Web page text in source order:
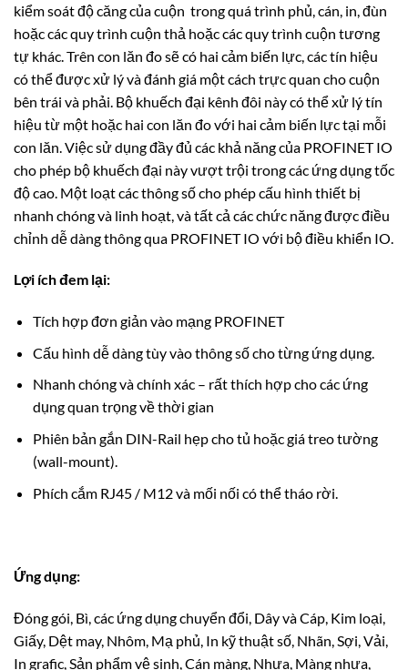
kiểm soát độ căng của cuộn trong quá trình phủ, cán, in, đùn
hoặc các quy trình cuộn thả hoặc các quy trình cuộn tương
tự khác. Trên con lăn đo sẽ có hai cảm biến lực, các tín hiệu
có thể được xử lý và đánh giá một cách trực quan cho cuộn
bên trái và phải. Bộ khuếch đại kênh đôi này có thể xử lý tín
hiệu từ một hoặc hai con lăn đo với hai cảm biến lực tại mỗi
con lăn. Việc sử dụng đầy đủ các khả năng của PROFINET IO
cho phép bộ khuếch đại này vượt trội trong các ứng dụng tốc
độ cao. Một loạt các thông số cho phép cấu hình thiết bị
nhanh chóng và linh hoạt, và tất cả các chức năng được điều
chỉnh dễ dàng thông qua PROFINET IO với bộ điều khiển IO.
Lợi ích đem lại:
Tích hợp đơn giản vào mạng PROFINET
Cấu hình dễ dàng tùy vào thông số cho từng ứng dụng.
Nhanh chóng và chính xác – rất thích hợp cho các ứng
dụng quan trọng về thời gian
Phiên bản gắn DIN-Rail hẹp cho tủ hoặc giá treo tường
(wall-mount).
Phích cắm RJ45 / M12 và mối nối có thể tháo rời.
Ứng dụng:
Đóng gói, Bì, các ứng dụng chuyển đổi, Dây và Cáp, Kim loại,
Giấy, Dệt may, Nhôm, Mạ phủ, In kỹ thuật số, Nhãn, Sợi, Vải,
In grafic, Sản phẩm vệ sinh, Cán màng, Nhựa, Màng nhựa,